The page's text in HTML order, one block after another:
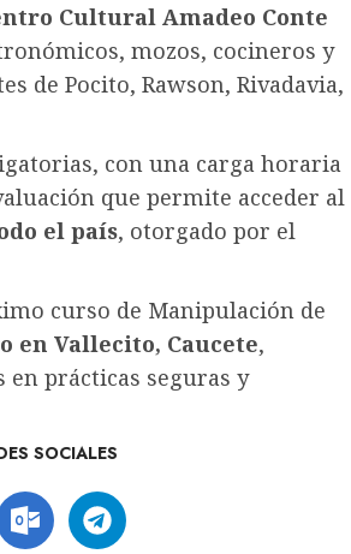
Cultural Amadeo Conte
mozos, cocineros y
de Pocito, Rawson, Rivadavia,
con una carga horaria
que permite acceder al
el país, otorgado por el
curso de Manipulación de
en Vallecito, Caucete,
prácticas seguras y
SOCIALES